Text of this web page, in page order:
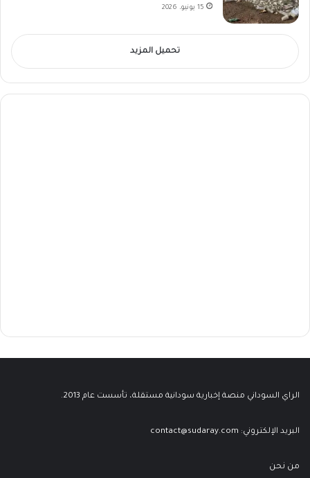
15 يونيو، 2026
تحميل المزيد
الراي السوداني منصة إخبارية سودانية مستقلة، تأسست عام 2013.
البريد الإلكتروني: contact@sudaray.com
من نحن